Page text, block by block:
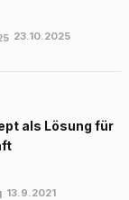
23.10.2025
als Lösung für
13.9.2021